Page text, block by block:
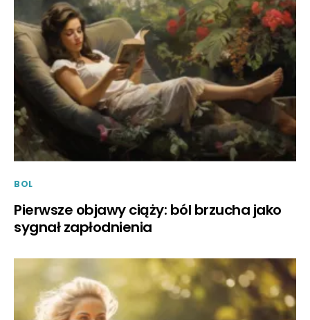
BOL
Pierwsze objawy ciąży: ból brzucha jako
sygnał zapłodnienia